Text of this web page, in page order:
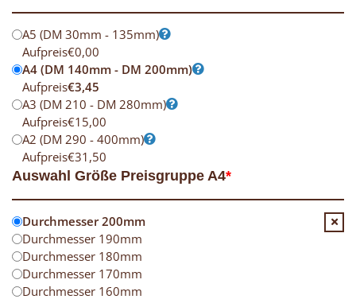
A5 (DM 30mm - 135mm)
Aufpreis€0,00
A4 (DM 140mm - DM 200mm)
Aufpreis€3,45
A3 (DM 210 - DM 280mm)
Aufpreis€15,00
A2 (DM 290 - 400mm)
Aufpreis€31,50
*
Auswahl Größe Preisgruppe A4
Durchmesser 200mm
Durchmesser 190mm
Durchmesser 180mm
Durchmesser 170mm
Durchmesser 160mm